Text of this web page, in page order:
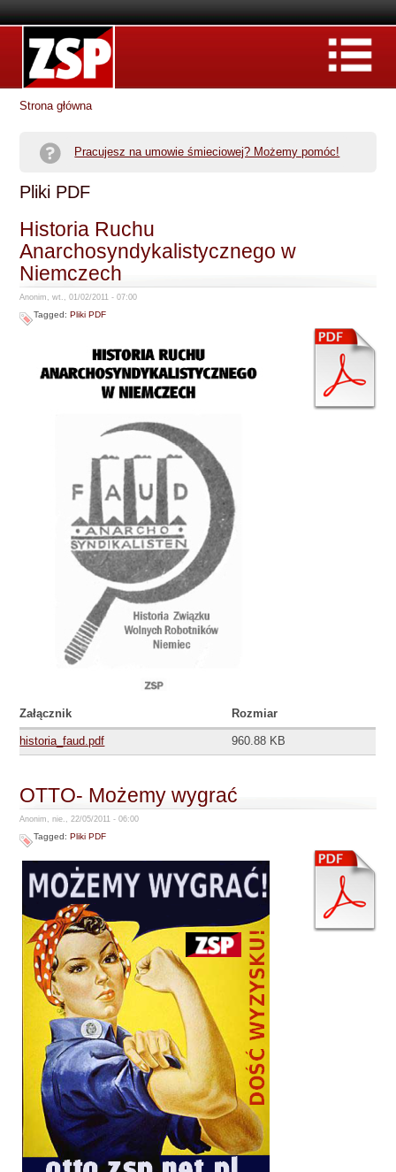
Strona główna
Pracujesz na umowie śmieciowej? Możemy pomóc!
Pliki PDF
Historia Ruchu
Anarchosyndykalistycznego w
Niemczech
Anonim, wt., 01/02/2011 - 07:00
Tagged:Pliki PDF
Załącznik Rozmiar
historia_faud.pdf 960.88 KB
OTTO- Możemy wygrać
Anonim, nie., 22/05/2011 - 06:00
Tagged:Pliki PDF